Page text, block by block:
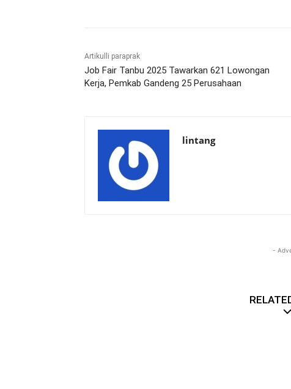
Artikulli paraprak
Job Fair Tanbu 2025 Tawarkan 621 Lowongan
Kerja, Pemkab Gandeng 25 Perusahaan
lintang
-